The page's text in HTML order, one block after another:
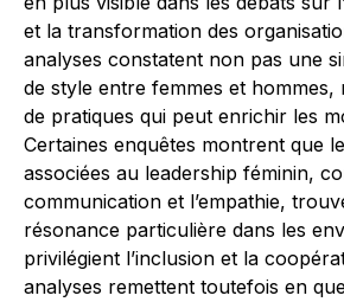
et la transformation des
analyses constatent non pas une
de style entre femmes et hommes,
de pratiques qui peut enrichir les
Certaines enquêtes montrent que
associées au leadership féminin,
communication et l’empathie,
résonance particulière dans les
privilégient l’inclusion et la
analyses remettent toutefois en